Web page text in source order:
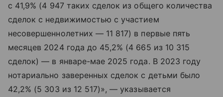
с 41,9% (4 947 таких сделок из общего количества
сделок с недвижимостью с участием
несовершеннолетних — 11 817) в первые пять
месяцев 2024 года до 45,2% (4 665 из 10 315
сделок) — в январе-мае 2025 года. В 2023 году
нотариально заверенных сделок с детьми было
42,2% (5 303 из 12 517)», — указывается